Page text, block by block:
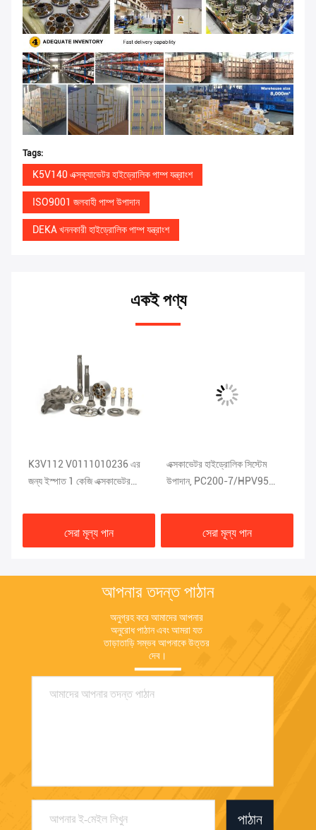
Tags:
K5V140 এক্সক্যাভেটর হাইড্রোলিক পাম্প যন্ত্রাংশ
ISO9001 জলবাহী পাম্প উপাদান
DEKA খননকারী হাইড্রোলিক পাম্প যন্ত্রাংশ
একই পণ্য
K3V112 V0111010236 এর
জন্য ইস্পাত 1 কেজি এক্সকাভেটর
সেরা মূল্য পান
এক্সকাভেটর হাইড্রোলিক সিস্টেম
উপাদান, PC200-7/HPV95
সেরা মূল্য পান
আপনার তদন্ত পাঠান
অনুগ্রহ করে আমাদের আপনার
অনুরোধ পাঠান এবং আমরা যত
তাড়াতাড়ি সম্ভব আপনাকে উত্তর
দেব।
পাঠান